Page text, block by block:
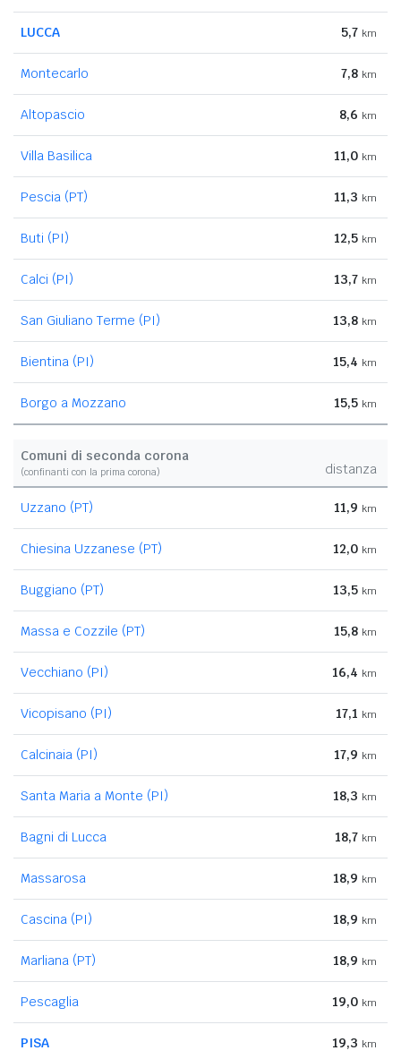
LUCCA 5,7 km
Montecarlo 7,8 km
Altopascio 8,6 km
Villa Basilica 11,0 km
Pescia (PT) 11,3 km
Buti (PI) 12,5 km
Calci (PI) 13,7 km
San Giuliano Terme (PI) 13,8 km
Bientina (PI) 15,4 km
Borgo a Mozzano 15,5 km
Comuni di seconda corona
(confinanti con la prima corona) distanza
Uzzano (PT) 11,9 km
Chiesina Uzzanese (PT) 12,0 km
Buggiano (PT) 13,5 km
Massa e Cozzile (PT) 15,8 km
Vecchiano (PI) 16,4 km
Vicopisano (PI) 17,1 km
Calcinaia (PI) 17,9 km
Santa Maria a Monte (PI) 18,3 km
Bagni di Lucca 18,7 km
Massarosa 18,9 km
Cascina (PI) 18,9 km
Marliana (PT) 18,9 km
Pescaglia 19,0 km
PISA 19,3 km